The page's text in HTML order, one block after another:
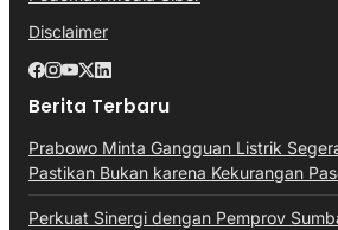
Disclaimer
Berita Terbaru
Prabowo Minta Gangguan Listrik
Pastikan Bukan karena Kekurangan
Perkuat Sinergi dengan Pemprov